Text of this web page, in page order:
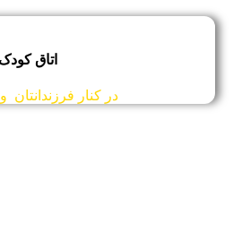
اتاق کودک
در کنار